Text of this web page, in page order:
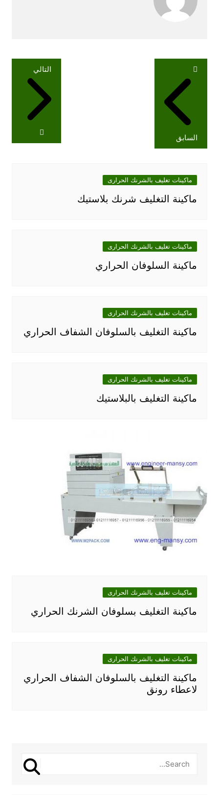
تصفّح
المقالات
السابق
التالي
ماكينات تغليف بالشرنك الحرارى
ماكينة التغليف شرنك بلاستيك
ماكينات تغليف بالشرنك الحرارى
ماكينة السلوفان الحراري
ماكينات تغليف بالشرنك الحرارى
ماكينة التغليف بالسلوفان الشفاف الحراري
ماكينات تغليف بالشرنك الحرارى
ماكينة التغليف بالبلاستيك
ماكينات تغليف بالشرنك الحرارى
ماكينة التغليف بسلوفان الشرنك الحراري
ماكينات تغليف بالشرنك الحرارى
ماكينة التغليف بالسلوفان الشفاف الحراري
لاعطاء رونق